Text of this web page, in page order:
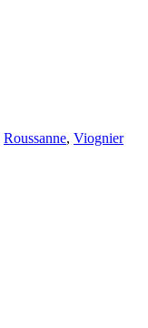
Roussanne, Viognier